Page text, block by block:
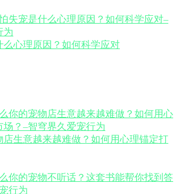
么心理原因？如何科学应对
店生意越来越难做？如何用心理锚定打